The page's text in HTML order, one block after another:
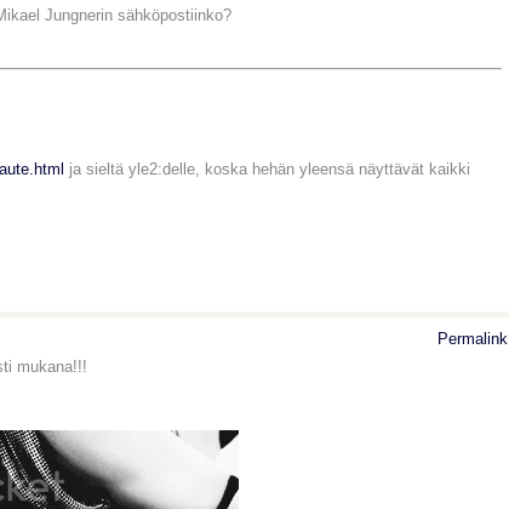
Jungnerin sähköpostiinko?
ja sieltä yle2:delle, koska hehän yleensä näyttävät kaikki
Permalink
mukana!!!